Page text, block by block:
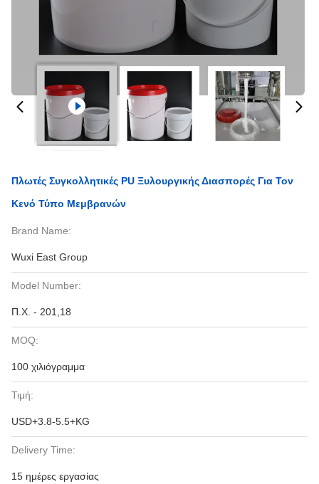
Πλωτές Συγκολλητικές PU Ξυλουργικής Διασπορές Για Τον
Κενό Τύπο Μεμβρανών
Brand Name:
Wuxi East Group
Model Number:
Π.Χ. - 201,18
MOQ:
100 χιλιόγραμμα
Τιμή:
USD+3.8-5.5+KG
Delivery Time:
15 ημέρες εργασίας